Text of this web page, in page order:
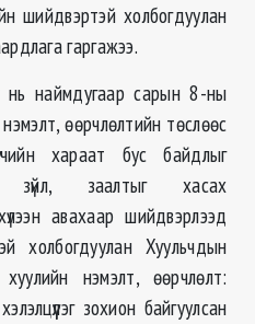
шийдвэртэй холбогдуулан
гаргажээ.
нь наймдугаар сарын 8-ны
өөрчлөлтийн төслөөс
хараат бус байдлыг
зүйл, заалтыг хасах
авахаар шийдвэрлээд
холбогдуулан Хуульчдын
нэмэлт, өөрчлөлт:
зохион байгуулсан